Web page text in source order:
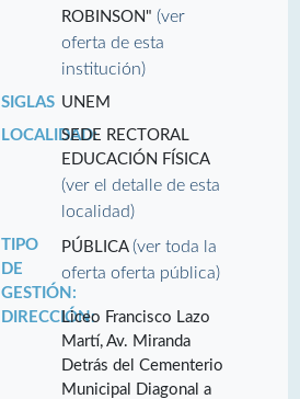
ROBINSON"(ver
oferta de esta
institución)
SIGLAS UNEM
LOCALIDAD:SEDE RECTORAL
EDUCACIÓN FÍSICA
(ver el detalle de esta
localidad)
TIPO
DE
GESTIÓN:
PÚBLICA(ver toda la
oferta oferta pública)
DIRECCIÓN:Liceo Francisco Lazo
Martí, Av. Miranda
Detrás del Cementerio
Municipal Diagonal a